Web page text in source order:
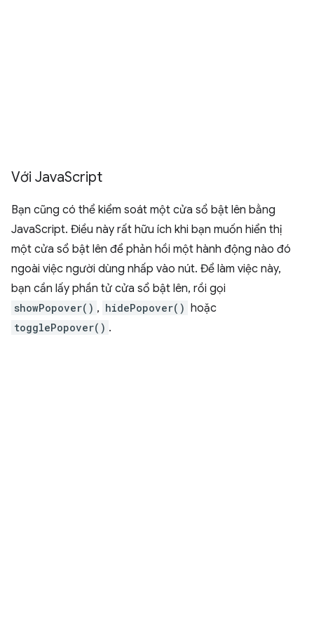
Với JavaScript
Bạn cũng có thể kiểm soát một cửa sổ bật lên bằng
JavaScript. Điều này rất hữu ích khi bạn muốn hiển thị
một cửa sổ bật lên để phản hồi một hành động nào đó
ngoài việc người dùng nhấp vào nút. Để làm việc này,
bạn cần lấy phần tử cửa sổ bật lên, rồi gọi
showPopover() , hidePopover() hoặc
togglePopover() .